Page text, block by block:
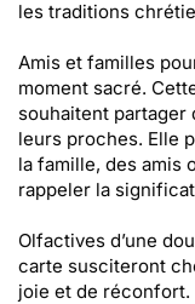
les traditions
Amis et familles
moment sacré.
souhaitent
leurs proches. Elle
la famille, des amis
rappeler la
Olfactives d’une
carte susciteront
joie et de